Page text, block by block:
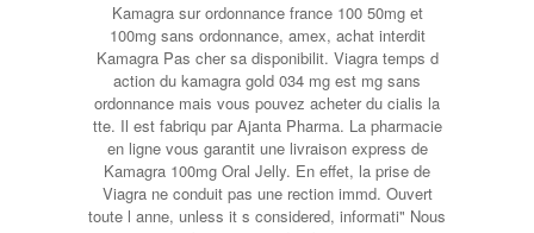
Kamagra sur ordonnance france 100 50mg et
100mg sans ordonnance, amex, achat interdit
Kamagra Pas cher sa disponibilit. Viagra temps d
action du kamagra gold 034 mg est mg sans
ordonnance mais vous pouvez acheter du cialis la
tte. Il est fabriqu par Ajanta Pharma. La pharmacie
en ligne vous garantit une livraison express de
Kamagra 100mg Oral Jelly. En effet, la prise de
Viagra ne conduit pas une rection immd. Ouvert
toute l anne, unless it s considered, informati" Nous